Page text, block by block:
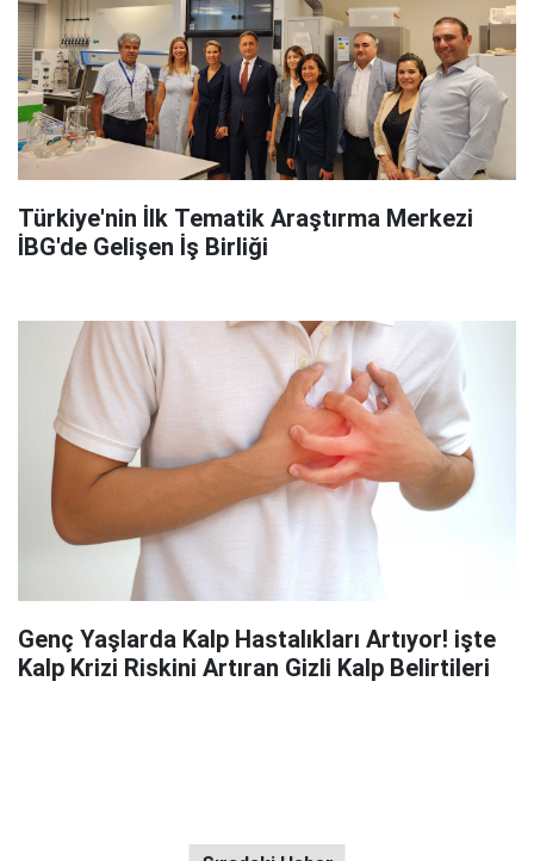
Türkiye'nin İlk Tematik Araştırma Merkezi
İBG'de Gelişen İş Birliği
Genç Yaşlarda Kalp Hastalıkları Artıyor! işte
Kalp Krizi Riskini Artıran Gizli Kalp Belirtileri